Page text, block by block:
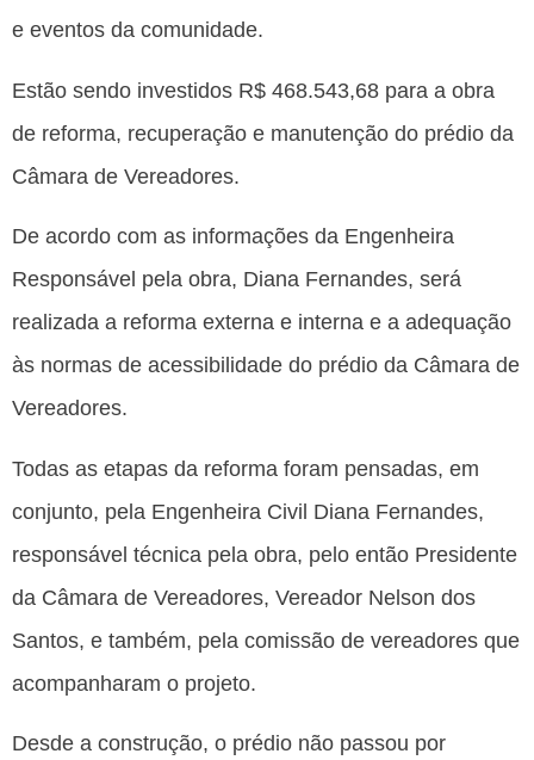
e eventos da comunidade.
Estão sendo investidos R$ 468.543,68 para a obra
de reforma, recuperação e manutenção do prédio da
Câmara de Vereadores.
De acordo com as informações da Engenheira
Responsável pela obra, Diana Fernandes, será
realizada a reforma externa e interna e a adequação
às normas de acessibilidade do prédio da Câmara de
Vereadores.
Todas as etapas da reforma foram pensadas, em
conjunto, pela Engenheira Civil Diana Fernandes,
responsável técnica pela obra, pelo então Presidente
da Câmara de Vereadores, Vereador Nelson dos
Santos, e também, pela comissão de vereadores que
acompanharam o projeto.
Desde a construção, o prédio não passou por